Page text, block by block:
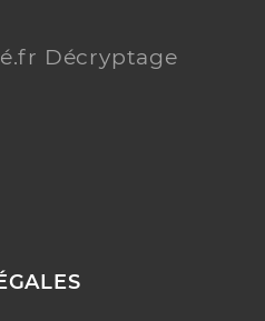
Décryptage